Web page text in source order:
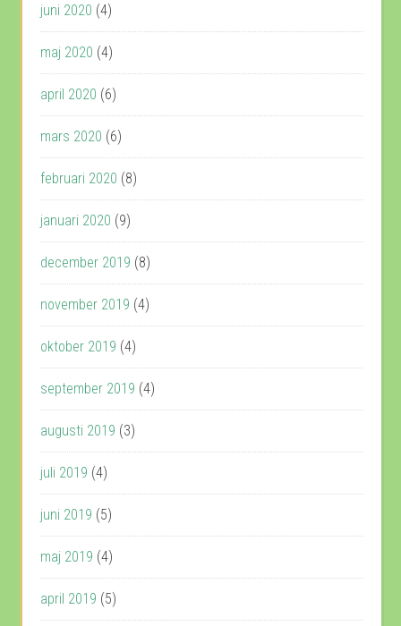
juni 2020 (4)
maj 2020 (4)
april 2020 (6)
mars 2020 (6)
februari 2020 (8)
januari 2020 (9)
december 2019 (8)
november 2019 (4)
oktober 2019 (4)
september 2019 (4)
augusti 2019 (3)
juli 2019 (4)
juni 2019 (5)
maj 2019 (4)
april 2019 (5)